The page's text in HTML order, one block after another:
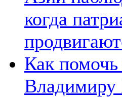
когда
Как
Владимиру